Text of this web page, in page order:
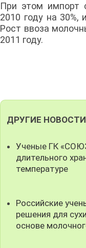
При этом импорт
2010 году на 30%,
Рост ввоза
2011 году.
ДРУГИЕ
Ученые ГК
длительного
температуре
Российские
решения для
основе